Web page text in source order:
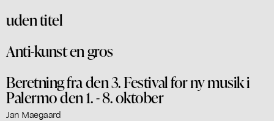
uden titel
Anti-kunst en gros
Beretning fra den 3. Festival for ny musik i
Palermo den 1. - 8. oktober
Jan Maegaard